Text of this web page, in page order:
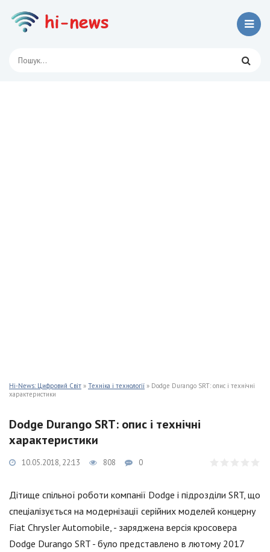
Hi-News: Цифровий Світ » Техніка і технології » Dodge Durango SRT: опис і технічні
характеристики
Dodge Durango SRT: опис і технічні
характеристики
10.05.2018, 22:13 808 0
Дітище спільної роботи компанії Dodge і підрозділи SRT, що
спеціалізується на модернізації серійних моделей концерну
Fiat Chrysler Automobile, - заряджена версія кросовера
Dodge Durango SRT - було представлено в лютому 2017